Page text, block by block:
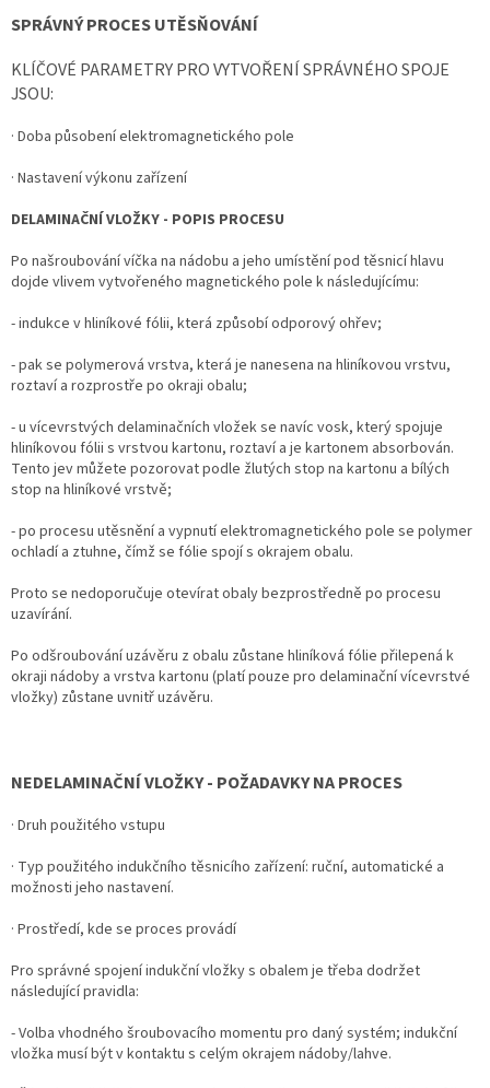
SPRÁVNÝ PROCES UTĚSŇOVÁNÍ
KLÍČOVÉ PARAMETRY PRO VYTVOŘENÍ SPRÁVNÉHO SPOJE
JSOU:
· Doba působení elektromagnetického pole
· Nastavení výkonu zařízení
DELAMINAČNÍ VLOŽKY - POPIS PROCESU
Po našroubování víčka na nádobu a jeho umístění pod těsnicí hlavu
dojde vlivem vytvořeného magnetického pole k následujícímu:
- indukce v hliníkové fólii, která způsobí odporový ohřev;
- pak se polymerová vrstva, která je nanesena na hliníkovou vrstvu,
roztaví a rozprostře po okraji obalu;
- u vícevrstvých delaminačních vložek se navíc vosk, který spojuje
hliníkovou fólii s vrstvou kartonu, roztaví a je kartonem absorbován.
Tento jev můžete pozorovat podle žlutých stop na kartonu a bílých
stop na hliníkové vrstvě;
- po procesu utěsnění a vypnutí elektromagnetického pole se polymer
ochladí a ztuhne, čímž se fólie spojí s okrajem obalu.
Proto se nedoporučuje otevírat obaly bezprostředně po procesu
uzavírání.
Po odšroubování uzávěru z obalu zůstane hliníková fólie přilepená k
okraji nádoby a vrstva kartonu (platí pouze pro delaminační vícevrstvé
vložky) zůstane uvnitř uzávěru.
NEDELAMINAČNÍ VLOŽKY - POŽADAVKY NA PROCES
· Druh použitého vstupu
· Typ použitého indukčního těsnicího zařízení: ruční, automatické a
možnosti jeho nastavení.
· Prostředí, kde se proces provádí
Pro správné spojení indukční vložky s obalem je třeba dodržet
následující pravidla:
- Volba vhodného šroubovacího momentu pro daný systém; indukční
vložka musí být v kontaktu s celým okrajem nádoby/lahve.